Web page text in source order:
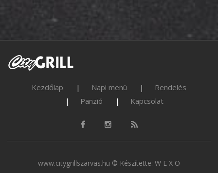
Kezdőlap Napi menü
Rendelés
Panzió
Kapcsolat
www.citygrillszarvas.hu © Készítette: W E X O